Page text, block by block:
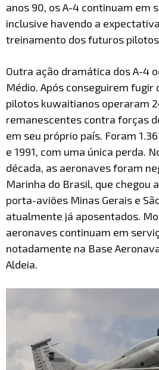
anos 90, os A-4 continuam em
inclusive havendo a
treinamento dos futuros pilotos
Outra ação dramática dos A-4
Médio. Após conseguirem fugir
pilotos kuwaitianos operaram
remanescentes contra forças
em seu próprio país. Foram
e 1991, com uma única perda.
década, as aeronaves foram
Marinha do Brasil, que chegou
porta-aviões Minas Gerais e
atualmente já aposentados.
aeronaves continuam em
notadamente na Base
Aldeia.